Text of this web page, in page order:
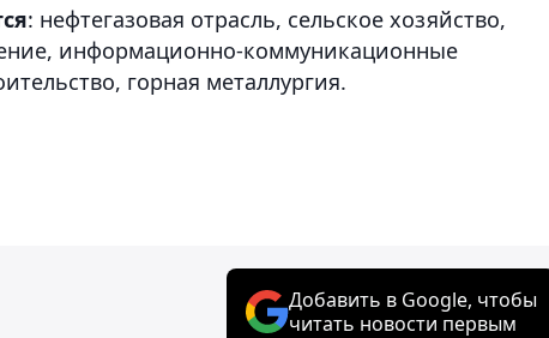
: нефтегазовая отрасль, сельское хозяйство,
информационно-коммуникационные
горная металлургия.
Добавить в Google, чтобы
читать новости первым